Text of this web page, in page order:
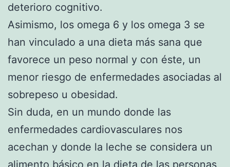
deterioro cognitivo.
Asimismo, los omega 6 y los omega 3 se
han vinculado a una dieta más sana que
favorece un peso normal y con éste, un
menor riesgo de enfermedades asociadas al
sobrepeso u obesidad.
Sin duda, en un mundo donde las
enfermedades cardiovasculares nos
acechan y donde la leche se considera un
alimento básico en la dieta de las personas,